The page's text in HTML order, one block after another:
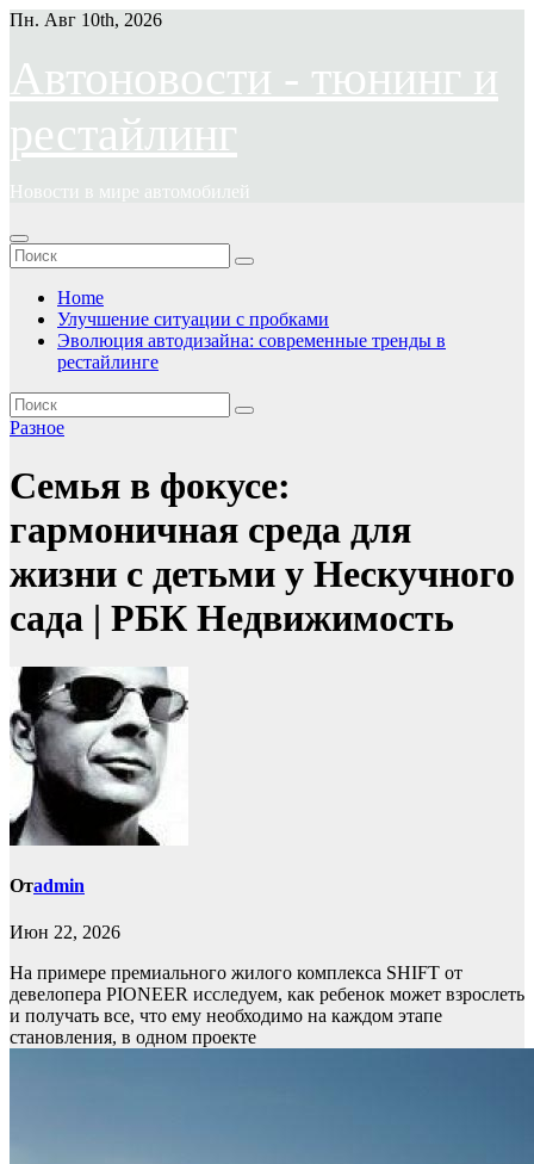
Перейти
содержимому
Пн. Авг 10th, 2026
Автоновости - тюнинг и
рестайлинг
Новости в мире автомобилей
Home
Улучшение ситуации с пробками
Эволюция автодизайна: современные тренды в
рестайлинге
Разное
Семья в фокусе:
гармоничная среда для
жизни с детьми у Нескучного
сада | РБК Недвижимость
Отadmin
Июн 22, 2026
На примере премиального жилого комплекса SHIFT от
девелопера PIONEER исследуем, как ребенок может взрослеть
и получать все, что ему необходимо на каждом этапе
становления, в одном проекте